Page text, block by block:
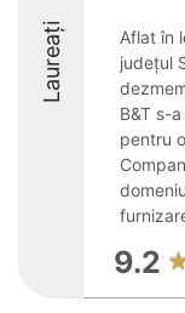
Laureați
Aflat în
județul
B&T s-
pentru
9.2